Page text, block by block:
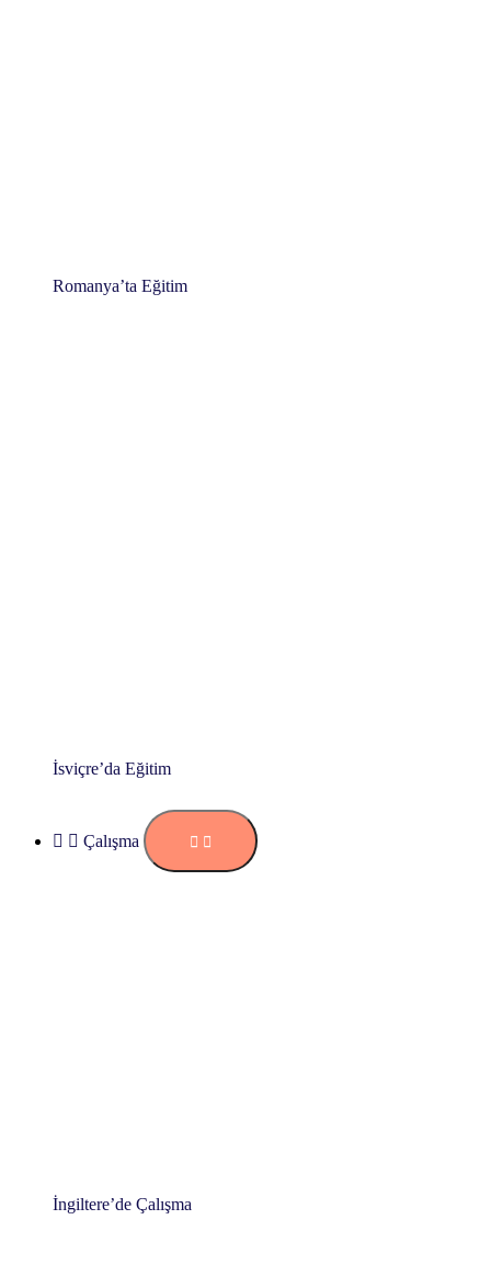
Romanya’ta Eğitim
İsviçre’da Eğitim
Çalışma
İngiltere’de Çalışma